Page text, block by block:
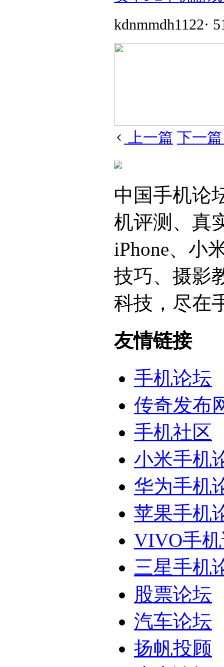
kdnmmdh1122·
上一篇 下一
中国手机论
机评测、真
iPhone、小
技巧、摄影
科技，尽在
友情链接
手机论坛
传奇发布
手机社区
小米手机
华为手机
苹果手机
VIVO手
三星手机
股票论坛
汽车论坛
扬帆投顾